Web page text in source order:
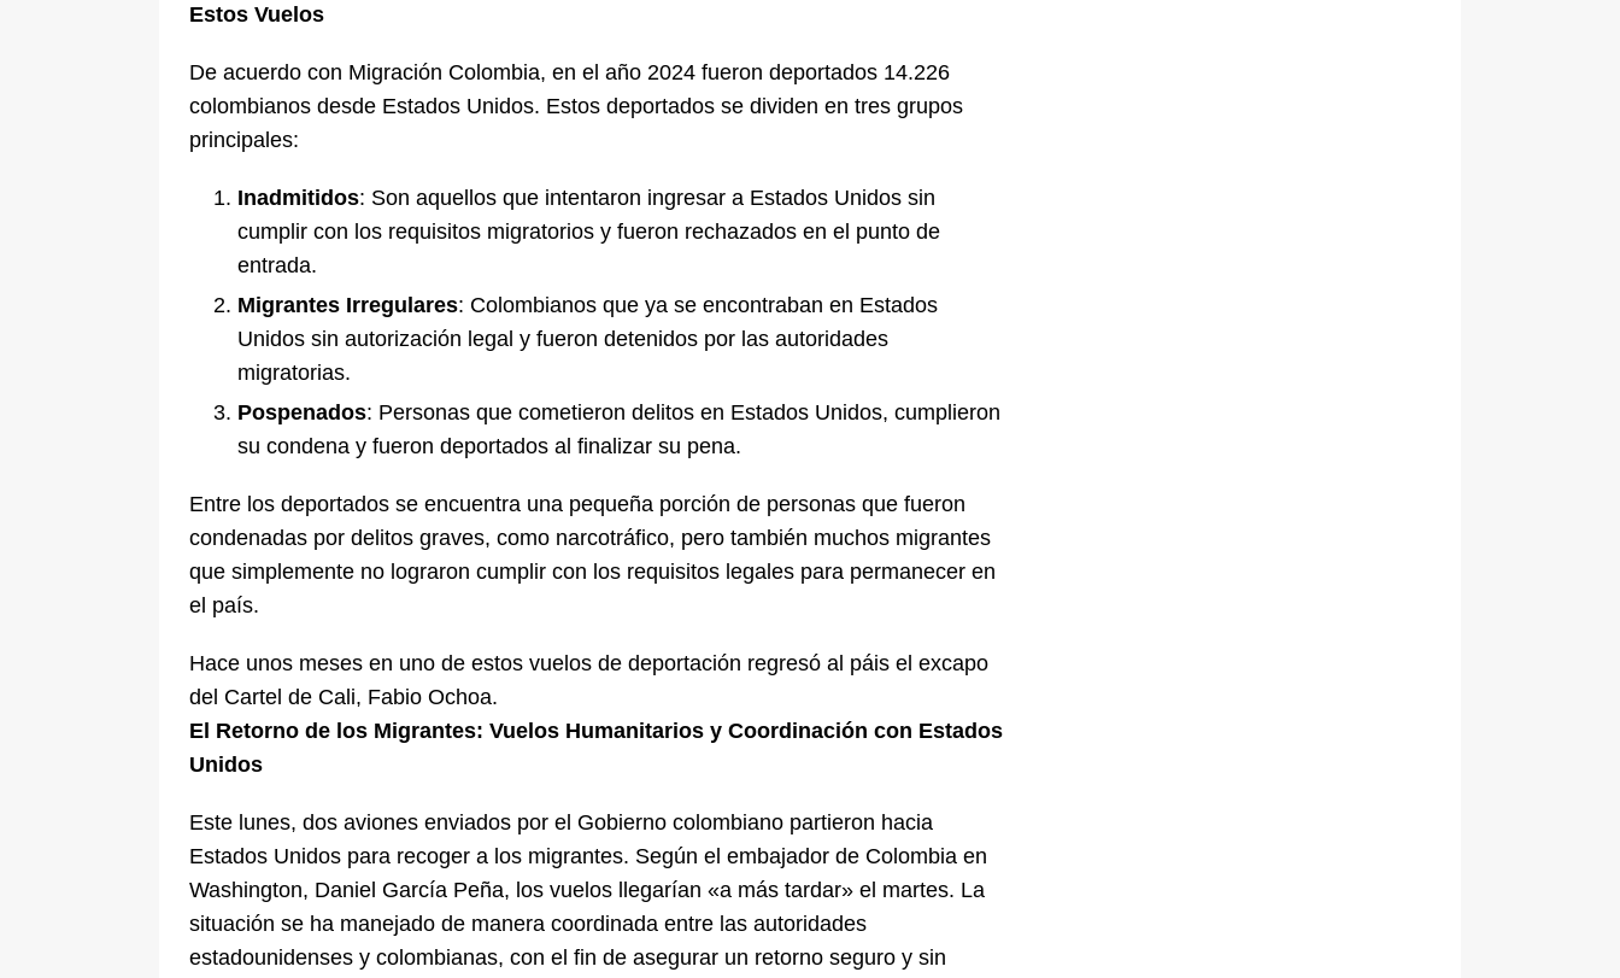
Estos Vuelos
De acuerdo con Migración Colombia, en el año 2024 fueron deportados 14.226
colombianos desde Estados Unidos. Estos deportados se dividen en tres grupos
principales:
Inadmitidos: Son aquellos que intentaron ingresar a Estados Unidos sin
cumplir con los requisitos migratorios y fueron rechazados en el punto de
entrada.
Migrantes Irregulares: Colombianos que ya se encontraban en Estados
Unidos sin autorización legal y fueron detenidos por las autoridades
migratorias.
Pospenados: Personas que cometieron delitos en Estados Unidos, cumplieron
su condena y fueron deportados al finalizar su pena.
Entre los deportados se encuentra una pequeña porción de personas que fueron
condenadas por delitos graves, como narcotráfico, pero también muchos migrantes
que simplemente no lograron cumplir con los requisitos legales para permanecer en
el país.
Hace unos meses en uno de estos vuelos de deportación regresó al páis el excapo
del Cartel de Cali, Fabio Ochoa.
El Retorno de los Migrantes: Vuelos Humanitarios y Coordinación con Estados
Unidos
Este lunes, dos aviones enviados por el Gobierno colombiano partieron hacia
Estados Unidos para recoger a los migrantes. Según el embajador de Colombia en
Washington, Daniel García Peña, los vuelos llegarían «a más tardar» el martes. La
situación se ha manejado de manera coordinada entre las autoridades
estadounidenses y colombianas, con el fin de asegurar un retorno seguro y sin